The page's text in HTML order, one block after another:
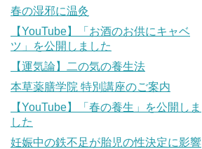
春の湿邪に温灸
【YouTube】「お酒のお供にキャベ
ツ」を公開しました
【運気論】二の気の養生法
本草薬膳学院 特別講座のご案内
【YouTube】「春の養生」を公開しま
した
妊娠中の鉄不足が胎児の性決定に影響